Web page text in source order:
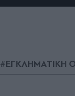
#ΕΓΚΛΗΜΑΤΙΚΗ